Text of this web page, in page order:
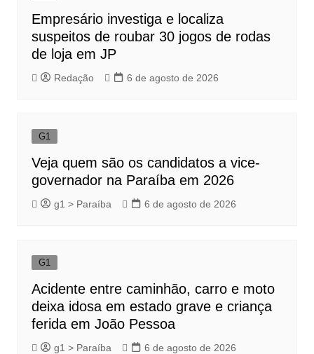
Empresário investiga e localiza
suspeitos de roubar 30 jogos de rodas
de loja em JP
Redação 6 de agosto de 2026
G1
Veja quem são os candidatos a vice-
governador na Paraíba em 2026
g1 > Paraíba 6 de agosto de 2026
G1
Acidente entre caminhão, carro e moto
deixa idosa em estado grave e criança
ferida em João Pessoa
g1 > Paraíba 6 de agosto de 2026